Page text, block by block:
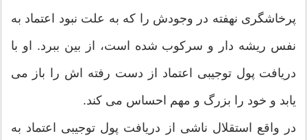
پرخاشگری نهفته در وجودش را که به علت نبود اعتماد به
نفس ریشه دار و سرکوب شده است، از بین ببرد. او با
دریافت پول توجیبی اعتماد از دست رفته اش را باز می
یابد و خود را بزرگ و مهم احساس می کند.
در واقع استقلال ناشی از دریافت پول توجیبی اعتماد به